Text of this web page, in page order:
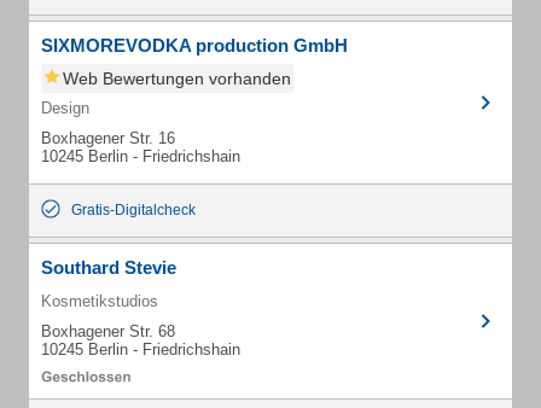
SIXMOREVODKA production GmbH
Web Bewertungen vorhanden
Design
Boxhagener Str. 16
10245 Berlin - Friedrichshain
Gratis-Digitalcheck
Southard Stevie
Kosmetikstudios
Boxhagener Str. 68
10245 Berlin - Friedrichshain